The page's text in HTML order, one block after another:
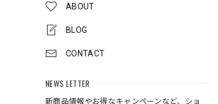
ABOUT
BLOG
CONTACT
NEWS LETTER
新商品情報やお得なキャンペーンなど、ショ